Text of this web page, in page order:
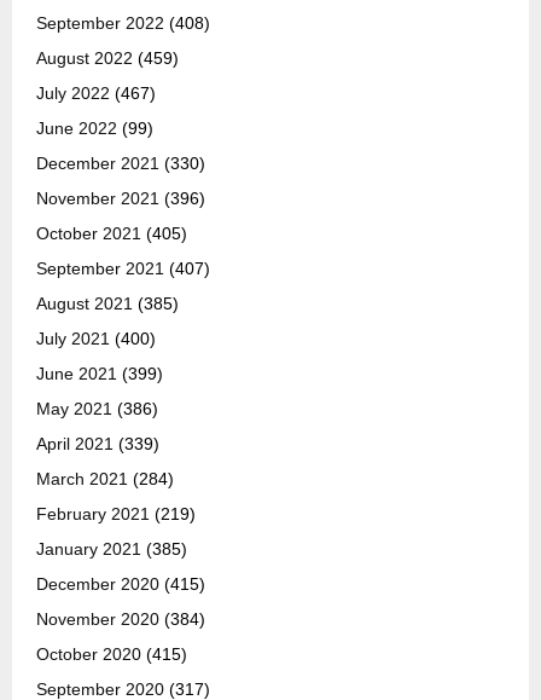
September 2022 (408)
August 2022 (459)
July 2022 (467)
June 2022 (99)
December 2021 (330)
November 2021 (396)
October 2021 (405)
September 2021 (407)
August 2021 (385)
July 2021 (400)
June 2021 (399)
May 2021 (386)
April 2021 (339)
March 2021 (284)
February 2021 (219)
January 2021 (385)
December 2020 (415)
November 2020 (384)
October 2020 (415)
September 2020 (317)